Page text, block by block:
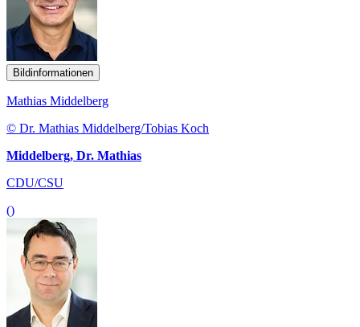
Bildinformationen
Mathias Middelberg
© Dr. Mathias Middelberg/Tobias Koch
Middelberg, Dr. Mathias
CDU/CSU
()